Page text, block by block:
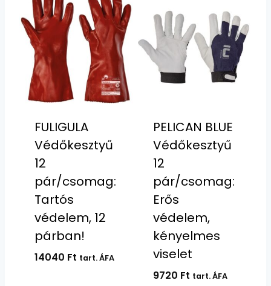
FULIGULA
Védőkesztyű
12
pár/csomag:
Tartós
védelem, 12
párban!
14040 Ft tart. ÁFA
PELICAN BLUE
Védőkesztyű
12
pár/csomag:
Erős
védelem,
kényelmes
viselet
9720 Ft tart. ÁFA